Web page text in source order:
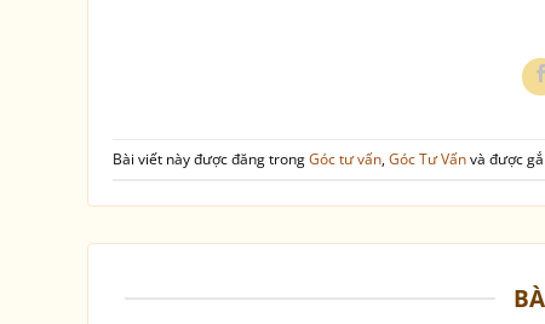
Bài viết này được đăng trongGóc tư vấn,Góc Tư Vấnvà được